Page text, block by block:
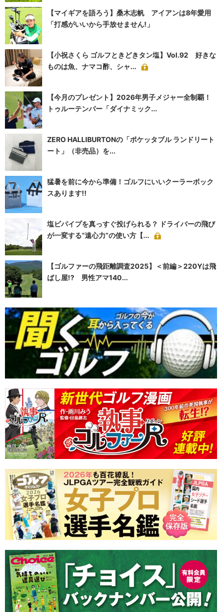
【マイギアを語ろう】桑木志帆 アイアンは8年愛用
「打感がいいから手放せません!」
【小祝さくら ゴルフときどきタン塩】Vol.92 好きな
ものは魚、ナマコ酢、シャ...
【今月のプレゼント】2026年男子メジャー全制覇！
トゥルーテンパー「ダイナミック...
ZERO HALLIBURTONの「ポケッタブル ランドリート
ート」（非売品）を...
猛暑を前に今から準備！ゴルフにいいクーラーボック
スあります!!
塩ビパイプを真っすぐ投げられる？ ドライバーの飛び
が一変する“遠心力”の使い方【...
【ゴルファーの飛距離調査2025】＜前編＞220Yは飛
ばし屋!? 男性アマ140...